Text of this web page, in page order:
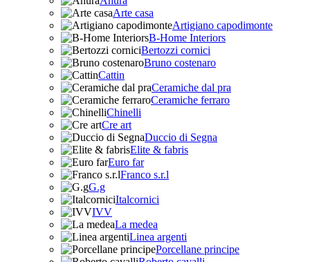
Arte casa
Artigiano capodimonte
B-Home Interiors
Bertozzi cornici
Bruno costenaro
Cattin
Ceramiche dal pra
Ceramiche ferraro
Chinelli
Cre art
Duccio di Segna
Elite & fabris
Euro far
Franco s.r.l
G.g
Italcornici
IVV
La medea
Linea argenti
Porcellane principe